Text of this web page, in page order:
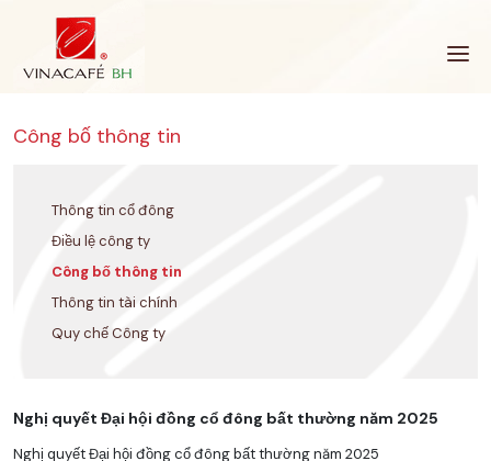
Công bố thông tin
Thông tin cổ đông
Điều lệ công ty
Công bố thông tin
Thông tin tài chính
Quy chế Công ty
Nghị quyết Đại hội đồng cổ đông bất thường năm 2025
Nghị quyết Đại hội đồng cổ đông bất thường năm 2025